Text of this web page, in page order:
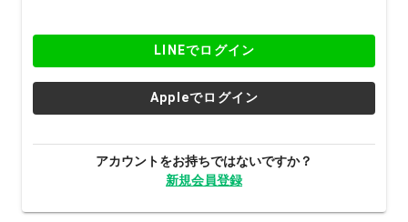
LINEでログイン
Appleでログイン
アカウントをお持ちではないですか？
新規会員登録